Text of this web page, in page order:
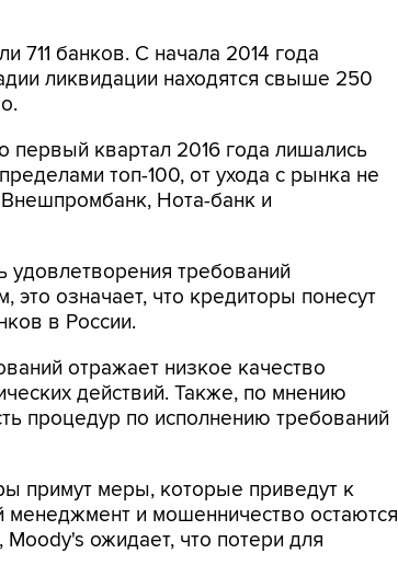
711 банков. С начала 2014 года
ликвидации находятся свыше 250
первый квартал 2016 года лишались
топ-100, от ухода с рынка не
Нота-банк и
удовлетворения требований
это означает, что кредиторы понесут
в России.
отражает низкое качество
действий. Также, по мнению
процедур по исполнению требований
примут меры, которые приведут к
и мошенничество остаются
ожидает, что потери для